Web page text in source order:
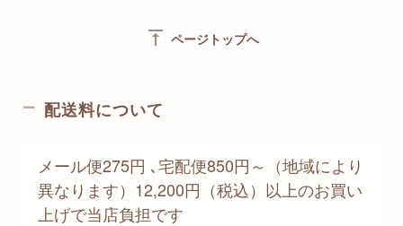
vertical_align_top ページトップへ
配送料について
メール便275円 ､宅配便850円～（地域により
異なります）12,200円（税込）以上のお買い
上げで当店負担です